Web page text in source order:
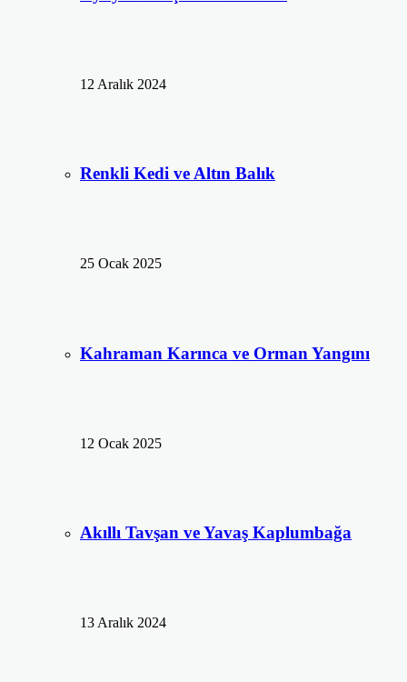
12 Aralık 2024
Renkli Kedi ve Altın Balık
25 Ocak 2025
Kahraman Karınca ve Orman Yangını
12 Ocak 2025
Akıllı Tavşan ve Yavaş Kaplumbağa
13 Aralık 2024